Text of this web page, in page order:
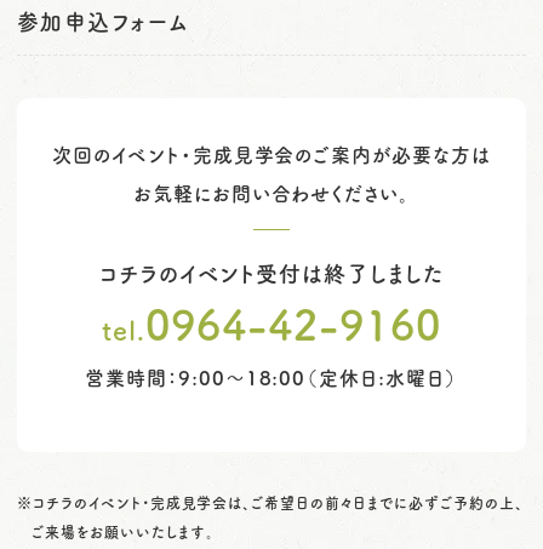
参加申込フォーム
次回のイベント・完成見学会のご案内が必要な方は
お気軽にお問い合わせください。
コチラのイベント受付は終了しました
tel.0964-42-9160
営業時間：9:00～18:00（定休日:水曜日）
※コチラのイベント・完成見学会は、ご希望日の前々日までに必ずご予約の上、
ご来場をお願いいたします。